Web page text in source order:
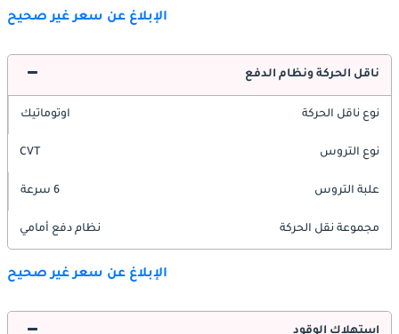
الإبلاغ عن سعر غير صحيح
ناقل الحركة ونظام الدفع
نوع ناقل الحركة اوتوماتيك
نوع التروس CVT
علبة التروس 6 سرعة
مجموعة نقل الحركة نظام دفع أمامي
الإبلاغ عن سعر غير صحيح